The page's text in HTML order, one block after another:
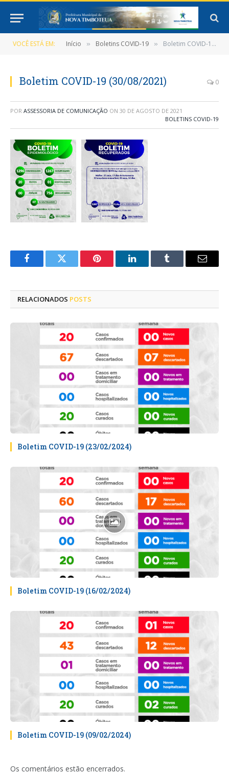
VOCÊ ESTÁ EM: Início » Boletins COVID-19 » Boletim COVID-19 (30/08/2021)
Boletim COVID-19 (30/08/2021) 0
POR ASSESSORIA DE COMUNICAÇÃO ON 30 DE AGOSTO DE 2021
BOLETINS COVID-19
FacebookTwitter Pinterest LinkedInTumblr
E-
RELACIONADOS POSTS
Boletim COVID-19 (23/02/2024)
Boletim COVID-19 (16/02/2024)
Boletim COVID-19 (09/02/2024)
Os comentários estão encerrados.